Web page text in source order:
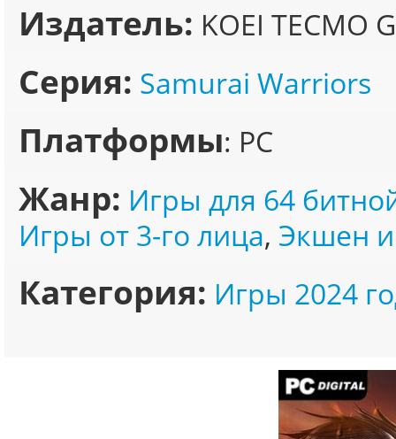
Издатель: KOEI TECMO
Серия: Samurai Warriors
Платформы: PC
Жанр: Игры для 64
Игры от 3-го лица, Экшен
Категория: Игры 2024